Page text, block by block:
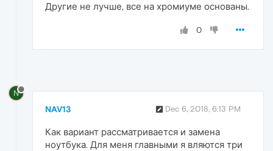
Другие не лучше, все на хромиуме основаны.
0
N
NAV13 Dec 6, 2018, 6:13 PM
Как вариант рассматривается и замена
ноутбука. Для меня главными я вляются три